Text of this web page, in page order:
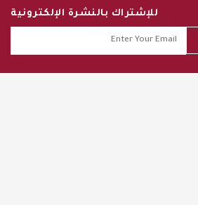
للإشتراك بالنشرة الإلكترونية